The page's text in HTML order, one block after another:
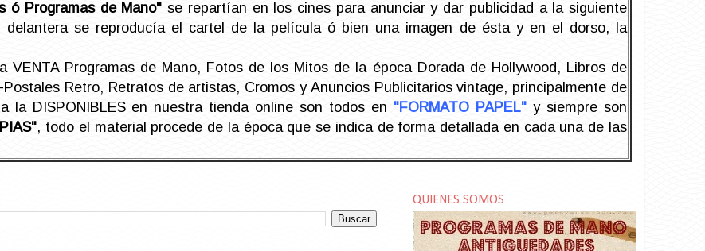
ó Programas de Mano" se repartían en los cines para anunciar y dar publicidad a la siguiente
delantera se reproducía el cartel de la película ó bien una imagen de ésta y en el dorso, la
VENTA Programas de Mano, Fotos de los Mitos de la época Dorada de Hollywood, Libros de
Retro, Retratos de artistas, Cromos y Anuncios Publicitarios vintage, principalmente de
la DISPONIBLES en nuestra tienda online son todos en "FORMATO PAPEL" y siempre son
, todo el material procede de la época que se indica de forma detallada en cada una de las
QUIENES SOMOS